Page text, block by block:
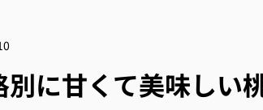
別に甘くて美味しい